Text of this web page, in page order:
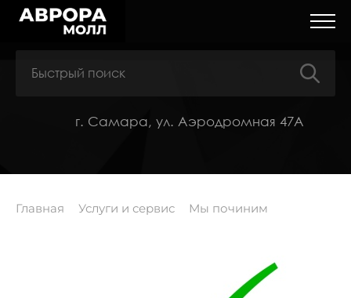
г. Самара, ул. Аэродромная 47А
Главная Услуги и сервис Мы починим